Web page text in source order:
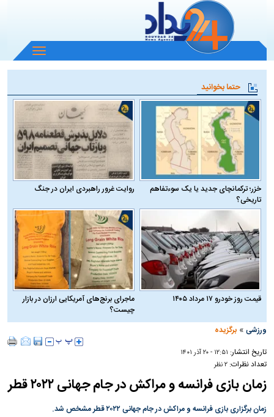
باز
و
منو
حتما بخوانید
خزر؛ ترکمانچای جدید یا یک سوءتفاهم
تاریخی؟
روایت غرور راهبردی ایران در جنگ
قیمت روز خودرو ۱۷ مرداد ۱۴۰۵
ماجرای برنج‌های آمریکایی ارزان در بازار
چیست؟
ورزشی »برگزیده
تاریخ انتشار: ۱۲:۵۱ - ۲۰ آذر ۱۴۰۱
تعداد نظرات:۲ نظر
زمان بازی فرانسه و مراکش در جام جهانی ۲۰۲۲ قطر
زمان برگزاری بازی فرانسه و مراکش در جام جهانی ۲۰۲۲ قطر مشخص شد.